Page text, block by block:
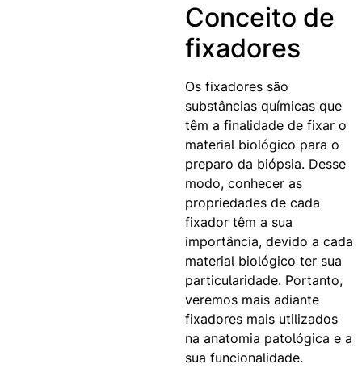
Conceito de
fixadores
Os fixadores são
substâncias químicas que
têm a finalidade de fixar o
material biológico para o
preparo da biópsia. Desse
modo, conhecer as
propriedades de cada
fixador têm a sua
importância, devido a cada
material biológico ter sua
particularidade. Portanto,
veremos mais adiante
fixadores mais utilizados
na anatomia patológica e a
sua funcionalidade.